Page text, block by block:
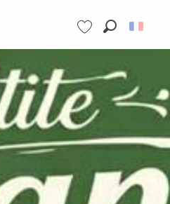
Voir les favoris